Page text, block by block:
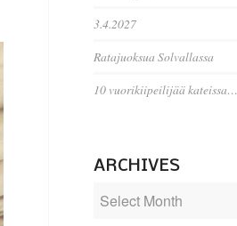
3.4.2027
Ratajuoksua Solvallassa
10 vuorikiipeilijää kateissa…
ARCHIVES